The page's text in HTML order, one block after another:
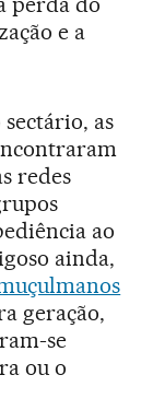
e a
as
redes
ao
ainda,
geração,
se
ou o